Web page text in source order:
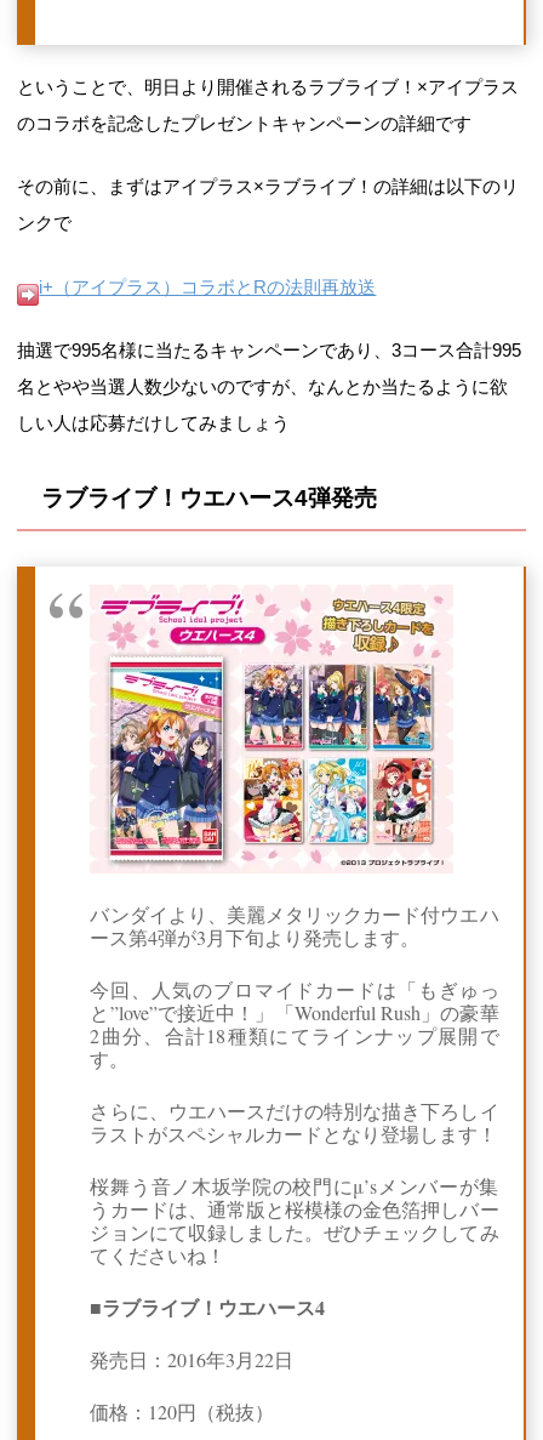
ということで、明日より開催されるラブライブ！×アイプラス
のコラボを記念したプレゼントキャンペーンの詳細です
その前に、まずはアイプラス×ラブライブ！の詳細は以下のリ
ンクで
i+（アイプラス）コラボとRの法則再放送
抽選で995名様に当たるキャンペーンであり、3コース合計995
名とやや当選人数少ないのですが、なんとか当たるように欲
しい人は応募だけしてみましょう
ラブライブ！ウエハース4弾発売
バンダイより、美麗メタリックカード付ウエハ
ース第4弾が3月下旬より発売します。
今回、人気のブロマイドカードは「もぎゅっ
と”love”で接近中！」「Wonderful Rush」の豪華
2曲分、合計18種類にてラインナップ展開で
す。
さらに、ウエハースだけの特別な描き下ろしイ
ラストがスペシャルカードとなり登場します！
桜舞う音ノ木坂学院の校門にμ’sメンバーが集
うカードは、通常版と桜模様の金色箔押しバー
ジョンにて収録しました。ぜひチェックしてみ
てくださいね！
■ラブライブ！ウエハース4
発売日：2016年3月22日
価格：120円（税抜）